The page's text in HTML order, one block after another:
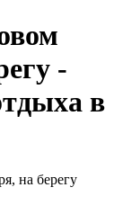
-
в
на берегу